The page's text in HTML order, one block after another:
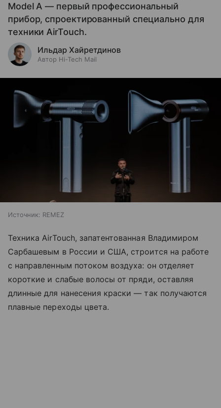
Model A — первый профессиональный
прибор, спроектированный специально для
техники AirTouch.
Ильдар Хайретдинов
Автор Hi-Tech Mail
Источник: REMEZ
Техника AirTouch, запатентованная Владимиром
Сарбашевым в России и США, строится на работе
с направленным потоком воздуха: он отделяет
короткие и слабые волосы от пряди, оставляя
длинные для нанесения краски — так получаются
плавные переходы цвета.